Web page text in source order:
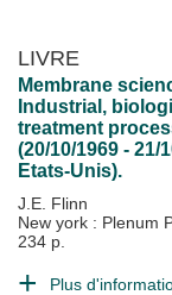
LIVRE
Membrane
Industrial,
treatment
(20/10/1969 - 21/
Etats-Unis).
J.E. Flinn
New york : Plenum
234 p.
Plus